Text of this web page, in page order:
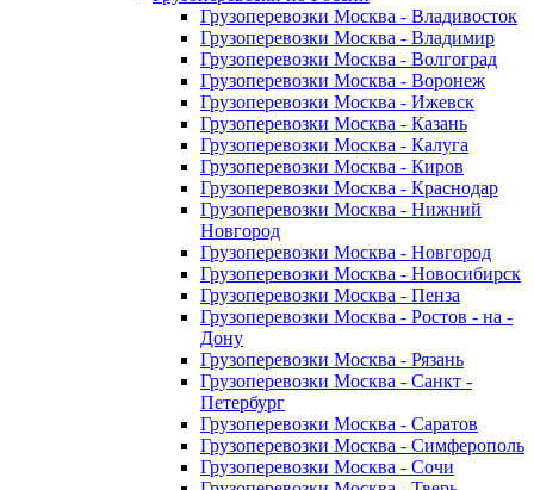
Грузоперевозки Москва - Владивосток
Грузоперевозки Москва - Владимир
Грузоперевозки Москва - Волгоград
Грузоперевозки Москва - Воронеж
Грузоперевозки Москва - Ижевск
Грузоперевозки Москва - Казань
Грузоперевозки Москва - Калуга
Грузоперевозки Москва - Киров
Грузоперевозки Москва - Краснодар
Грузоперевозки Москва - Нижний
Новгород
Грузоперевозки Москва - Новгород
Грузоперевозки Москва - Новосибирск
Грузоперевозки Москва - Пенза
Грузоперевозки Москва - Ростов - на -
Дону
Грузоперевозки Москва - Рязань
Грузоперевозки Москва - Санкт -
Петербург
Грузоперевозки Москва - Саратов
Грузоперевозки Москва - Симферополь
Грузоперевозки Москва - Сочи